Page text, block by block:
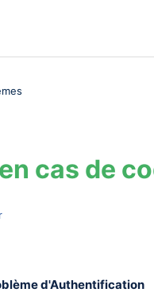
cas de
d'Authentification